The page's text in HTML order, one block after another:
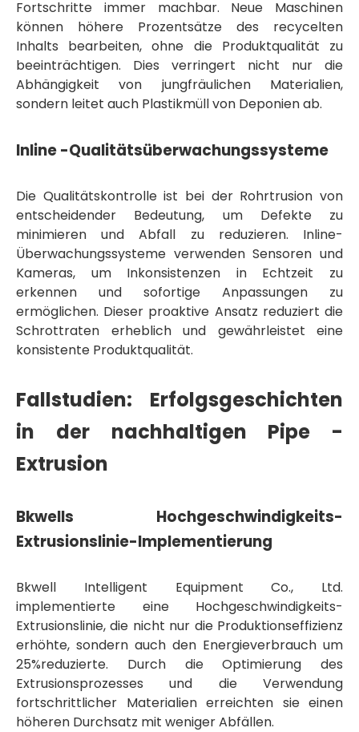
Fortschritte immer machbar. Neue Maschinen
können höhere Prozentsätze des recycelten
Inhalts bearbeiten, ohne die Produktqualität zu
beeinträchtigen. Dies verringert nicht nur die
Abhängigkeit von jungfräulichen Materialien,
sondern leitet auch Plastikmüll von Deponien ab.
Inline -Qualitätsüberwachungssysteme
Die Qualitätskontrolle ist bei der Rohrtrusion von
entscheidender Bedeutung, um Defekte zu
minimieren und Abfall zu reduzieren. Inline-
Überwachungssysteme verwenden Sensoren und
Kameras, um Inkonsistenzen in Echtzeit zu
erkennen und sofortige Anpassungen zu
ermöglichen. Dieser proaktive Ansatz reduziert die
Schrottraten erheblich und gewährleistet eine
konsistente Produktqualität.
Fallstudien: Erfolgsgeschichten
in der nachhaltigen Pipe -
Extrusion
Bkwells Hochgeschwindigkeits-
Extrusionslinie-Implementierung
Bkwell Intelligent Equipment Co., Ltd.
implementierte eine Hochgeschwindigkeits-
Extrusionslinie, die nicht nur die Produktionseffizienz
erhöhte, sondern auch den Energieverbrauch um
25%reduzierte. Durch die Optimierung des
Extrusionsprozesses und die Verwendung
fortschrittlicher Materialien erreichten sie einen
höheren Durchsatz mit weniger Abfällen.